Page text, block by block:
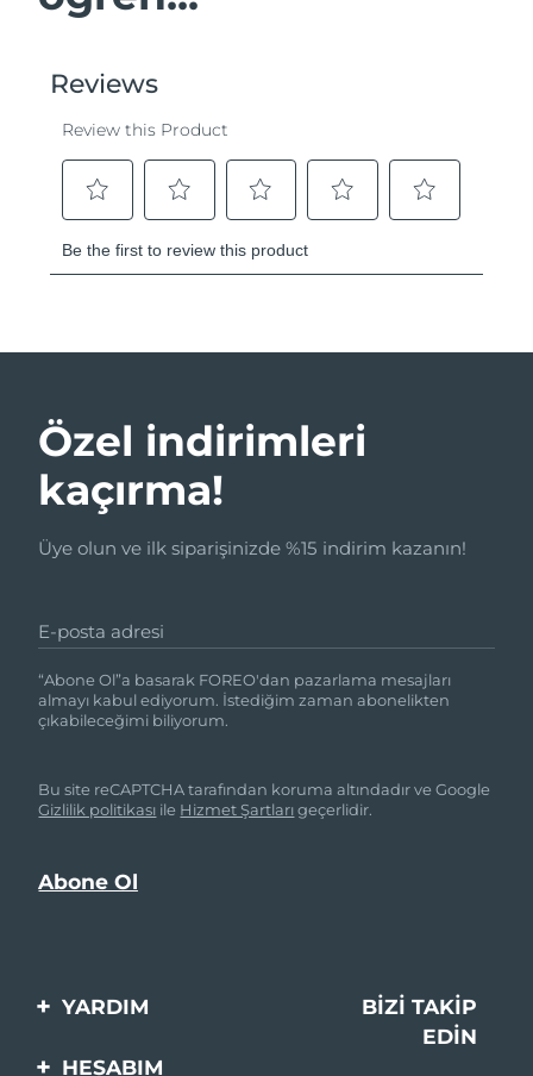
Özel indirimleri
kaçırma!
Üye olun ve ilk siparişinizde %15 indirim kazanın!
E-posta adresi
“Abone Ol”a basarak FOREO'dan pazarlama mesajları
almayı kabul ediyorum. İstediğim zaman abonelikten
çıkabileceğimi biliyorum.
Bu site reCAPTCHA tarafından koruma altındadır ve Google
Gizlilik politikası ile Hizmet Şartlarıgeçerlidir.
YARDIM
Bi̇zi̇mle İleti̇şi̇me Geçi̇n
BIZI TAKIP
EDIN
HESABIM